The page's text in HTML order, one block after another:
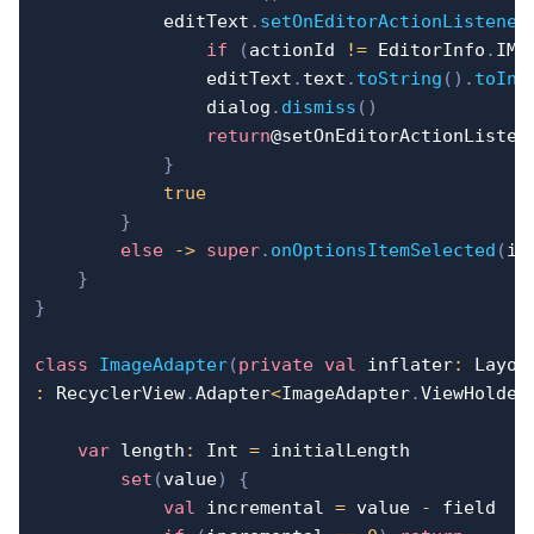
            editText
. setOnEditorActionListener
if
(actionId != EditorInfo .
                editText
. text . toString ( ) .
                dialog
. dismiss ( )
return
}
true
}
else
-> super. onOptionsItemSelected (
}
}
class ImageAdapter(private val inflater:
:
RecyclerView.Adapter<ImageAdapter.ViewHolder
var length : Int = initialLength
set (value)
{
val incremental = value - field